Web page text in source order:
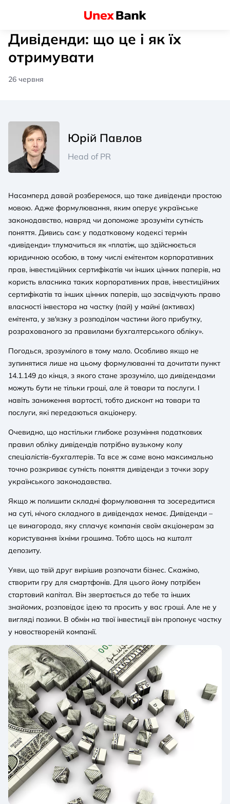
Дивіденди: що це і як їх
отримувати
26 червня
Юрій Павлов
Head of PR
Насамперд давай розберемося, що таке дивіденди простою
мовою. Адже формулювання, яким оперує українське
законодавство, навряд чи допоможе зрозуміти сутність
поняття. Дивись сам: у податковому кодексі термін
«дивіденди» тлумачиться як «платіж, що здійснюється
юридичною особою, в тому числі емітентом корпоративних
прав, інвестиційних сертифікатів чи інших цінних паперів, на
користь власника таких корпоративних прав, інвестиційних
сертифікатів та інших цінних паперів, що засвідчують право
власності інвестора на частку (пай) у майні (активах)
емітента, у зв'язку з розподілом частини його прибутку,
розрахованого за правилами бухгалтерського обліку».
Погодься, зрозумілого в тому мало. Особливо якщо не
зупинятися лише на цьому формулюванні та дочитати пункт
14.1.149 до кінця, з якого стане зрозуміло, що дивідендами
можуть бути не тільки гроші, але й товари та послуги. І
навіть заниження вартості, тобто дисконт на товари та
послуги, які передаються акціонеру.
Очевидно, що настільки глибоке розуміння податкових
правил обліку дивідендів потрібно вузькому колу
спеціалістів-бухгалтерів. Та все ж саме воно максимально
точно розкриває сутність поняття дивіденди з точки зору
українського законодавства.
Якщо ж полишити складні формулювання та зосередитися
на суті, нічого складного в дивідендах немає. Дивіденди –
це винагорода, яку сплачує компанія своїм акціонерам за
користування їхніми грошима. Тобто щось на кшталт
депозиту.
Уяви, що твій друг вирішив розпочати бізнес. Скажімо,
створити гру для смартфонів. Для цього йому потрібен
стартовий капітал. Він звертається до тебе та інших
знайомих, розповідає ідею та просить у вас гроші. Але не у
вигляді позики. В обмін на твої інвестиції він пропонує частку
у новоствореній компанії.